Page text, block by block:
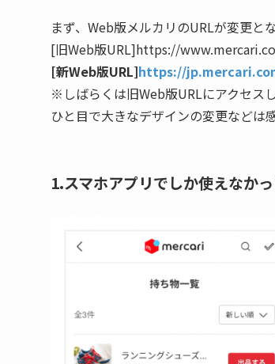
まず、Web版メルカリのURLが変更と
[旧Web版URL]https://
[新Web版URL]https://
※しばらくは旧Web版URLにアクセス
ひと目で大きなデザインの変更などは
1.スマホアプリでしか使えなか